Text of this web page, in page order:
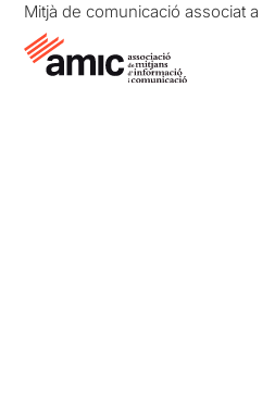
Mitjà de comunicació associat a